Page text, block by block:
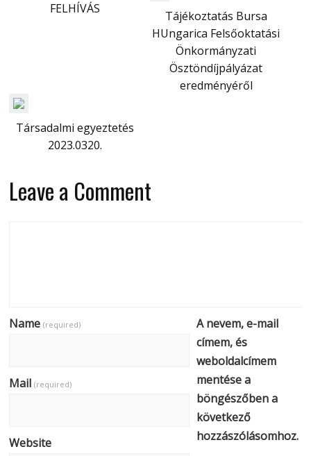
FELHÍVÁS
Tájékoztatás Bursa
HUngarica Felsőoktatási
Önkormányzati
Ösztöndíjpályázat
eredményéről
Társadalmi egyeztetés
2023.0320.
Leave a Comment
Name(required)
Mail(required)
Website
A nevem, e-mail
címem, és
weboldalcímem
mentése a
böngészőben a
következő
hozzászólásomhoz.